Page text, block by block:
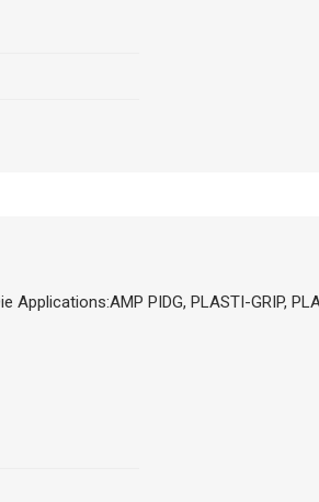
Applications:AMP PIDG, PLASTI-GRIP,